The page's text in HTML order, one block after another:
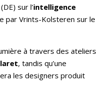
(DE) sur l’intelligence
par Vrints-Kolsteren sur le
à travers des ateliers
, tandis qu’une
les designers produit